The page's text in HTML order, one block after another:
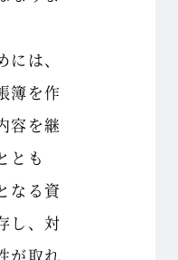
は、
簿を作
容を継
とも
なる資
し、対
が取れ